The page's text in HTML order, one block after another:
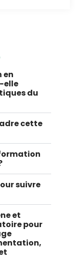
en
elle
du
cette
suivre
et
pour